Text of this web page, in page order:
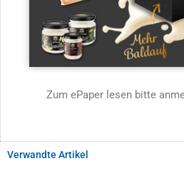
Zum ePaper lesen bitte
Verwandte Artikel